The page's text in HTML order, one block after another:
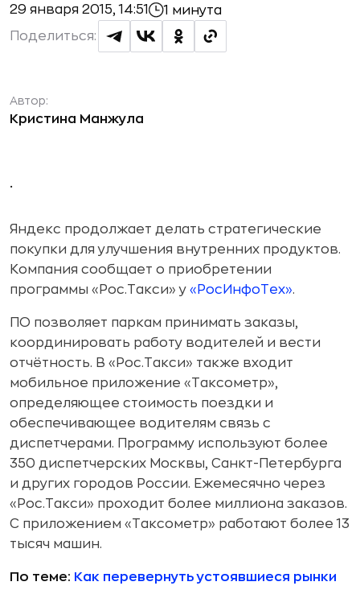
29 января 2015, 14:51 1 минута
Поделиться:
Автор:
Кристина Манжула
.
Яндекс продолжает делать стратегические
покупки для улучшения внутренних продуктов.
Компания сообщает о приобретении
программы «Рос.Такси» у «РосИнфоТех».
ПО позволяет паркам принимать заказы,
координировать работу водителей и вести
отчётность. В «Рос.Такси» также входит
мобильное приложение «Таксометр»,
определяющее стоимость поездки и
обеспечивающее водителям связь с
диспетчерами. Программу используют более
350 диспетчерских Москвы, Санкт-Петербурга
и других городов России. Ежемесячно через
«Рос.Такси» проходит более миллиона заказов.
С приложением «Таксометр» работают более 13
тысяч машин.
По теме: Как перевернуть устоявшиеся рынки